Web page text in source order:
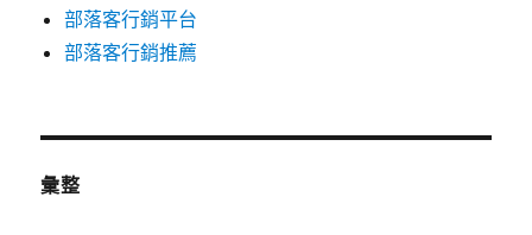
部落客行銷平台
部落客行銷推薦
彙整